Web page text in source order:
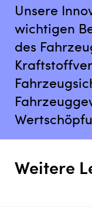
Unsere
wichtigen
des
Weitere